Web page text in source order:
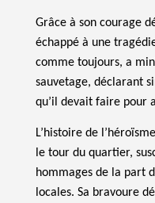
Grâce à son courage
échappé à une
comme toujours, a
sauvetage, déclarant
qu’il devait faire pour
L’histoire de
le tour du quartier,
hommages de la part
locales. Sa bravoure